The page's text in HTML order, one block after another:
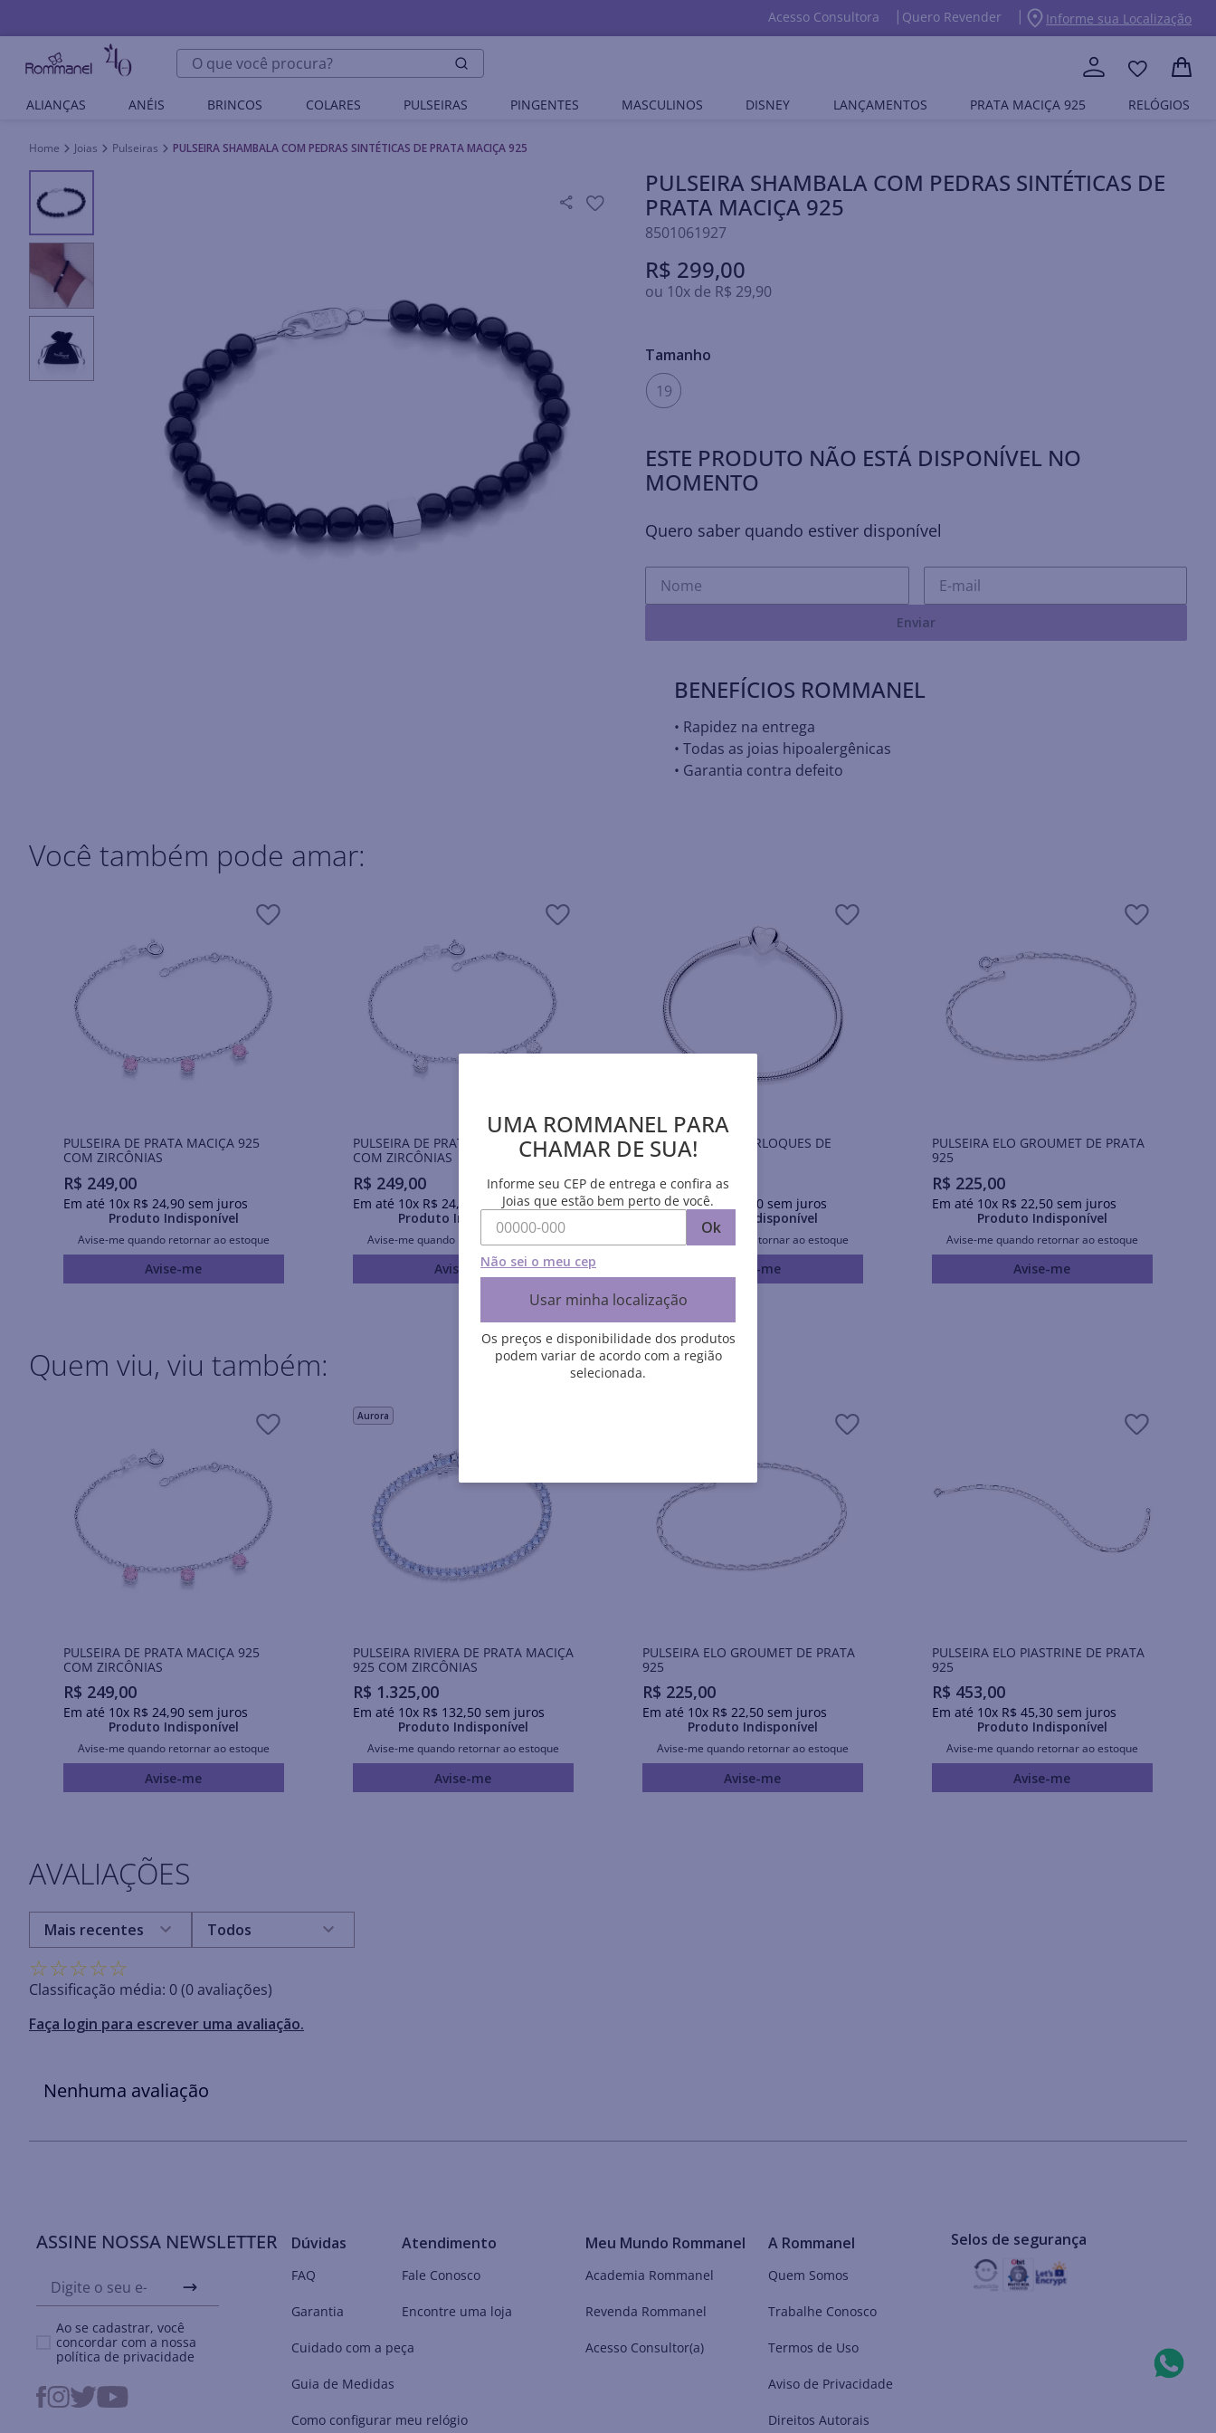
Acesso Consultora Quero Revender Informe sua Localização
O que você procura?
ALIANÇAS ANÉIS BRINCOS COLARES PULSEIRAS PINGENTES MASCULINOS DISNEY LANÇAMENTOS PRATA MACIÇA 925 RELÓGIOS
Joias Pulseiras PULSEIRA SHAMBALA COM PEDRAS SINTÉTICAS DE PRATA MACIÇA 925
PULSEIRA SHAMBALA COM PEDRAS SINTÉTICAS DE
PRATA MACIÇA 925
8501061927
R$ 299,00
ou 10x de R$ 29,90
Tamanho
19
ESTE PRODUTO NÃO ESTÁ DISPONÍVEL NO
MOMENTO
Quero saber quando estiver disponível
Enviar
BENEFÍCIOS ROMMANEL
• Rapidez na entrega
• Todas as joias hipoalergênicas
• Garantia contra defeito
Você também pode amar:
PULSEIRA DE PRATA MACIÇA 925
COM ZIRCÔNIAS
R$ 249,00
Em até 10x R$ 24,90sem juros
Produto Indisponível
Avise-me quando retornar ao estoque
Avise-me
PULSEIRA DE PRATA MACIÇA 925
COM ZIRCÔNIAS
R$ 249,00
Em até 10x R$ 24,
sem juros
Produto Indisponível
Avise-me quando retornar ao estoque
Avise-me
PULSEIRA PARA BERLOQUES DE
PRATA 925
R$ 999,00
Em até10xR$ 90sem juros
Produto Indisponível
Avise-me quando retornar ao estoque
Avise-me
PULSEIRA ELO GROUMET DE PRATA
925
R$ 225,00
Em até 10x R$ 22,50sem juros
Produto Indisponível
Avise-me quando retornar ao estoque
Avise-me
Quem viu, viu também:
PULSEIRA DE PRATA MACIÇA 925
COM ZIRCÔNIAS
R$ 249,00
Em até 10x R$ 24,90sem juros
Produto Indisponível
Avise-me quando retornar ao estoque
Avise-me
Aurora
PULSEIRA RIVIERA DE PRATA MACIÇA
925 COM ZIRCÔNIAS
R$ 1.325,00
Em até 10x R$ 132,50sem juros
Produto Indisponível
Avise-me quando retornar ao estoque
Avise-me
PULSEIRA ELO GROUMET DE PRATA
925
R$ 225,00
Em até 10x R$ 22,50sem juros
Produto Indisponível
Avise-me quando retornar ao estoque
Avise-me
PULSEIRA ELO PIASTRINE DE PRATA
925
R$ 453,00
Em até 10x R$ 45,30sem juros
Produto Indisponível
Avise-me quando retornar ao estoque
Avise-me
AVALIAÇÕES
☆☆☆☆☆
Classificação média: 0(0 avaliações)
Faça login para escrever uma avaliação.
Mais recentes Todos
Nenhuma avaliação
ASSINE NOSSA NEWSLETTER
Ao se cadastrar, você
concordar com a nossa
política de privacidade
Dúvidas
FAQ
Garantia
Cuidado com a peça
Guia de Medidas
Como configurar meu relógio
Atendimento
Fale Conosco
Encontre uma loja
Meu Mundo Rommanel
Academia Rommanel
Revenda Rommanel
Acesso Consultor(a)
A Rommanel
Quem Somos
Trabalhe Conosco
Termos de Uso
Aviso de Privacidade
Direitos Autorais
Selos de segurança
UMA ROMMANEL PARA
CHAMAR DE SUA!
Informe seu CEP de entrega e confira as
Joias que estão bem perto de você.
Ok
Não sei o meu cep
Usar minha localização
Os preços e disponibilidade dos produtos
podem variar de acordo com a região
selecionada.